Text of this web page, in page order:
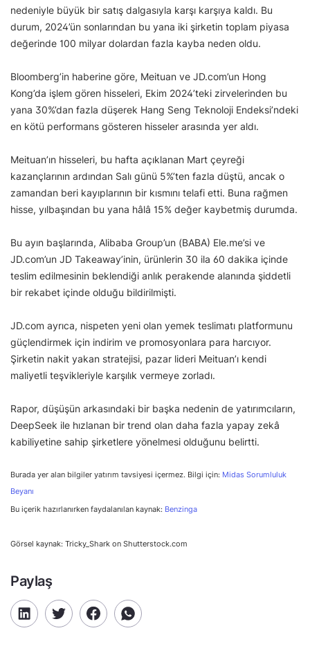
nedeniyle büyük bir satış dalgasıyla karşı karşıya kaldı. Bu
durum, 2024’ün sonlarından bu yana iki şirketin toplam piyasa
değerinde 100 milyar dolardan fazla kayba neden oldu.
Bloomberg’in haberine göre, Meituan ve JD.com’un Hong
Kong’da işlem gören hisseleri, Ekim 2024’teki zirvelerinden bu
yana 30%’dan fazla düşerek Hang Seng Teknoloji Endeksi’ndeki
en kötü performans gösteren hisseler arasında yer aldı.
Meituan’ın hisseleri, bu hafta açıklanan Mart çeyreği
kazançlarının ardından Salı günü 5%’ten fazla düştü, ancak o
zamandan beri kayıplarının bir kısmını telafi etti. Buna rağmen
hisse, yılbaşından bu yana hâlâ 15% değer kaybetmiş durumda.
Bu ayın başlarında, Alibaba Group’un (BABA) Ele.me’si ve
JD.com’un JD Takeaway’inin, ürünlerin 30 ila 60 dakika içinde
teslim edilmesinin beklendiği anlık perakende alanında şiddetli
bir rekabet içinde olduğu bildirilmişti.
JD.com ayrıca, nispeten yeni olan yemek teslimatı platformunu
güçlendirmek için indirim ve promosyonlara para harcıyor.
Şirketin nakit yakan stratejisi, pazar lideri Meituan’ı kendi
maliyetli teşvikleriyle karşılık vermeye zorladı.
Rapor, düşüşün arkasındaki bir başka nedenin de yatırımcıların,
DeepSeek ile hızlanan bir trend olan daha fazla yapay zekâ
kabiliyetine sahip şirketlere yönelmesi olduğunu belirtti.
Burada yer alan bilgiler yatırım tavsiyesi içermez. Bilgi için: Midas Sorumluluk
Beyanı
Bu içerik hazırlanırken faydalanılan kaynak: Benzinga
Görsel kaynak: Tricky_Shark on Shutterstock.com
Paylaş